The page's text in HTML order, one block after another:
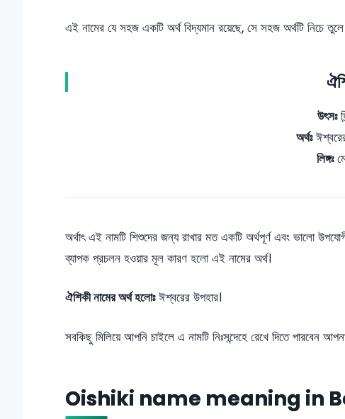
এই নামের যে সহজ একটি অর্থ বিদ্যমান রয়েছে, সে সহজ অর্থটি নিচে
উৎসঃ
অর্থঃ
লিঙ্গঃ
অর্থাৎ এই নামটি শিশুদের জন্য রাখার মত একটি অর্থপূর্ণ এবং ভালো
ব্যাপক প্রচলন হওয়ার মূল কারণ হলো এই নামের অর্থ।
ঐশিকী নামের অর্থ হলোঃঈশ্বরের উপহার।
সবকিছু মিলিয়ে আপনি চাইলে এ নামটি নিঃসন্দেহে রেখে দিতে পারবেন
Oishiki name meaning in